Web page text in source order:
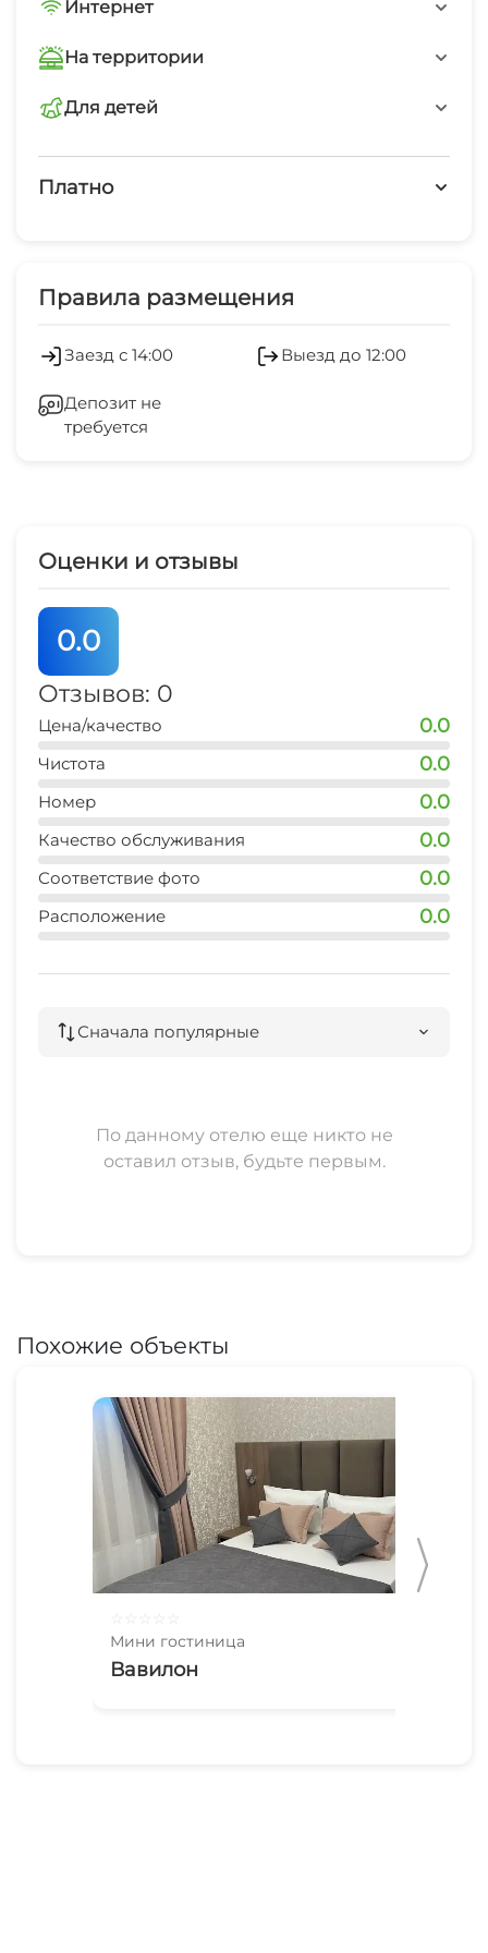
Интернет
Wi-Fi интернет на всей территории
На территории
Интернет Wi-Fi
Для детей
детская анимация
Платно
презентаций
Отопление
Гладильные принадлежности
Аптека
Спутниковое ТВ
Номера для аллергиков
Семейные номера
Правила размещения
Заезд с 14:00 Выезд до 12:00
Депозит не
требуется
Оценки и отзывы
0.0
Отзывов: 0
Цена/качество 0.0
Чистота 0.0
Номер 0.0
Качество обслуживания 0.0
Соответствие фото 0.0
Расположение 0.0
Сначала популярные
По данному отелю еще никто не
оставил отзыв, будьте первым.
Похожие объекты
Мини гостиница
Вавилон